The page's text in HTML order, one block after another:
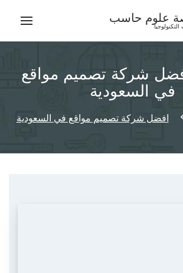
علوم حاسب
شركة تصميم مواقع
في السعودية
افضل شركة تصميم مواقع في السعودية